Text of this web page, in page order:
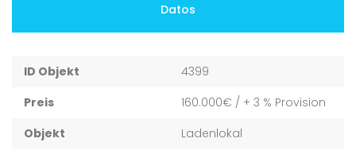
Datos
ID Objekt
4399
Preis
160.000€ / + 3 % Provision
Objekt
Ladenlokal